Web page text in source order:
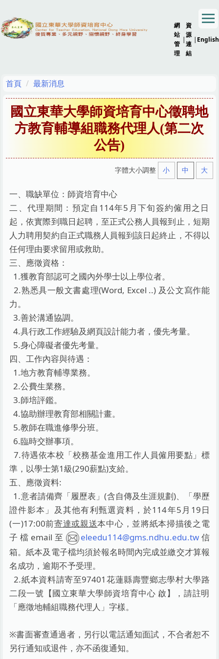
到
主
要
網
站
管
理
|
資
源
連
結
| English
首頁 最新消息
國立東華大學師資培育中心徵聘地
方教育輔導組職務代理人(第二次
公告)
字體大小調整 小 中 大
一、職缺單位：師資培育中心
二、代理期間： 預定自114年5月下旬簽約僱用之日
起，依實際到職日起聘，至正式公務人員報到止， 短期
人力聘用契約自正式職務人員報到該日起終止， 不得以
任何理由要求留用或救助。
三、應徵資格：
1.獲教育部認可之國內外學士以上學位者。
2.熟悉具一般文書處理(Word, Excel ..) 及公文寫作能
力。
3.善於溝通協調。
4.具行政工作經驗及網頁設計能力者，優先考量。
5.身心障礙者優先考量。
四、工作內容與待遇：
1.地方教育輔導業務。
2.公費生業務。
3.師培評鑑。
4.協助辦理教育部相關計畫。
5.教師在職進修學分班。
6.臨時交辦事項。
7.待遇依本校「校務基金進用工作人員僱用要點」標
準， 以學士第1級(290薪點)支給。
五、應徵資料:
1.意者請備齊「履歷表」(含自傳及生涯規劃)、「學歷
證件影本」及其他有利甄選資料，於114年5月19日
(一)17:00前寄達或親送本中心，並將紙本掃描後之電
子檔email至
eleedu114@gms.ndhu.edu.tw 信
箱。紙本及電子檔均須於報名時間內完成並繳交才算報
名成功，逾期不予受理。
2.紙本資料請寄至97401花蓮縣壽豐鄉志學村大學路
二段一號【國立東華大學師資培育中心 啟】，請註明
「應徵地輔組職務代理人」字樣。
※書面審查通過者，另行以電話通知面試， 不合者恕不
另行通知或退件，亦不函復通知。